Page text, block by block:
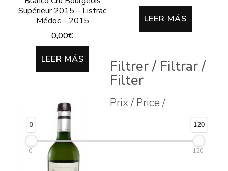
Supérieur 2015 – Listrac
Médoc – 2015
0,00€
LEER MÁS
LEER MÁS
Filtrer / Filtrar /
Filter
Prix / Price /
0 120
0 120